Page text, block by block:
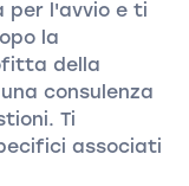
per l'avvio e ti
la
della
consulenza
Ti
associati